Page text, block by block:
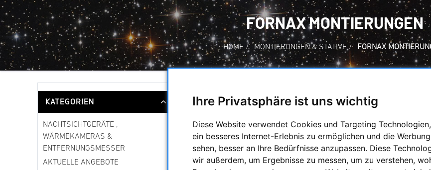
Ihre Privatsphäre ist uns wichtig
Diese Website verwendet Cookies und Targeting
ein besseres Internet-Erlebnis zu ermöglichen und die
sehen, besser an Ihre Bedürfnisse anzupassen. Diese
wir außerdem, um Ergebnisse zu messen, um zu verstehen,
FORNAX MONTIERUNGEN
HOME / MONTIERUNGEN & STATIVE / FORNAX
KATEGORIEN
NACHTSICHTGERÄTE ,
WÄRMEKAMERAS &
ENTFERNUNGSMESSER
AKTUELLE ANGEBOTE